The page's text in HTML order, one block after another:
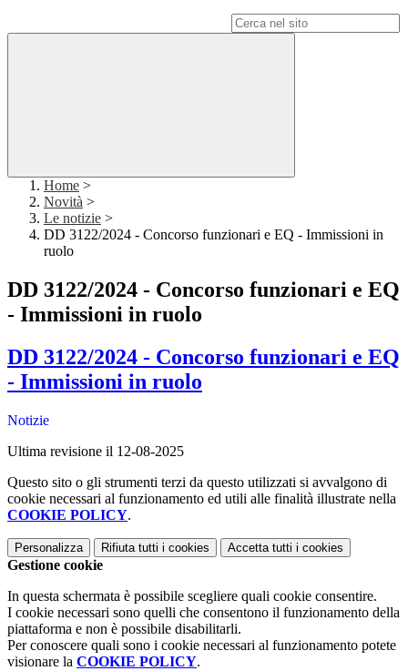
Home >
Novità >
Le notizie >
DD 3122/2024 - Concorso funzionari e EQ - Immissioni in
ruolo
DD 3122/2024 - Concorso funzionari e EQ
- Immissioni in ruolo
DD 3122/2024 - Concorso funzionari e EQ
- Immissioni in ruolo
Notizie
Ultima revisione il 12-08-2025
Questo sito o gli strumenti terzi da questo utilizzati si avvalgono di
cookie necessari al funzionamento ed utili alle finalità illustrate nella
COOKIE POLICY.
Personalizza Rifiuta tutti i cookies Accetta tutti i cookies
Gestione cookie
In questa schermata è possibile scegliere quali cookie consentire.
I cookie necessari sono quelli che consentono il funzionamento della
piattaforma e non è possibile disabilitarli.
Per conoscere quali sono i cookie necessari al funzionamento potete
visionare la COOKIE POLICY.